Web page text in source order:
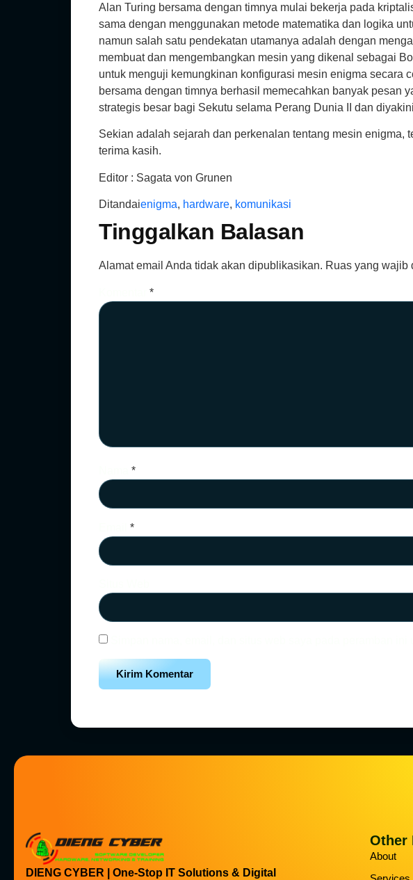
Alan Turing bersama dengan timnya mulai bekerja pada
sama dengan menggunakan metode matematika dan logika
namun salah satu pendekatan utamanya adalah dengan
membuat dan mengembangkan mesin yang dikenal sebagai
untuk menguji kemungkinan konfigurasi mesin enigma secara
bersama dengan timnya berhasil memecahkan banyak pesan
strategis besar bagi Sekutu selama Perang Dunia II dan
Sekian adalah sejarah dan perkenalan tentang mesin enigma,
terima kasih.
Editor : Sagata von Grunen
Ditandaienigma, hardware, komunikasi
Tinggalkan Balasan
Alamat email Anda tidak akan dipublikasikan. Ruas yang wajib
*
*
*
DIENG CYBER | One-Stop IT Solutions & Digital
Other
About